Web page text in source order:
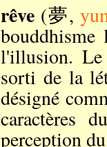
rêve (夢,
l'illusion. Le
sorti de la
désigné
caractères
perception